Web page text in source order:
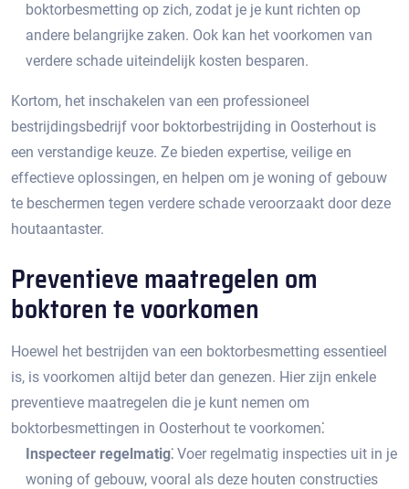
boktorbesmetting op zich, zodat je je kunt richten op
andere belangrijke zaken.​ Ook kan het voorkomen van
verdere schade uiteindelijk kosten besparen.​
Kortom, het inschakelen van een professioneel
bestrijdingsbedrijf voor boktorbestrijding in Oosterhout is
een verstandige keuze. Ze bieden expertise, veilige en
effectieve oplossingen, en helpen om je woning of gebouw
te beschermen tegen verdere schade veroorzaakt door deze
houtaantaster.​
Preventieve maatregelen om
boktoren te voorkomen
Hoewel het bestrijden van een boktorbesmetting essentieel
is, is voorkomen altijd beter dan genezen.​ Hier zijn enkele
preventieve maatregelen die je kunt nemen om
boktorbesmettingen in Oosterhout te voorkomen⁚
Inspecteer regelmatig⁚ Voer regelmatig inspecties uit in je
woning of gebouw, vooral als deze houten constructies